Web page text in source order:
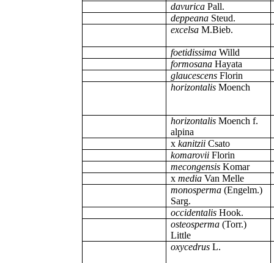
davurica Pall.
deppeanaSteud.
excelsaM.Bieb.
foetidissimaWilld
formosanaHayata
glaucescens Florin
horizontalisMoench
horizontalisMoench f.
alpina
x kanitziiCsato
komaroviiFlorin
mecongensisKomar
x media Van Melle
monosperma(Engelm.)
Sarg.
occidentalisHook.
osteosperma(Torr.)
Little
oxycedrusL.